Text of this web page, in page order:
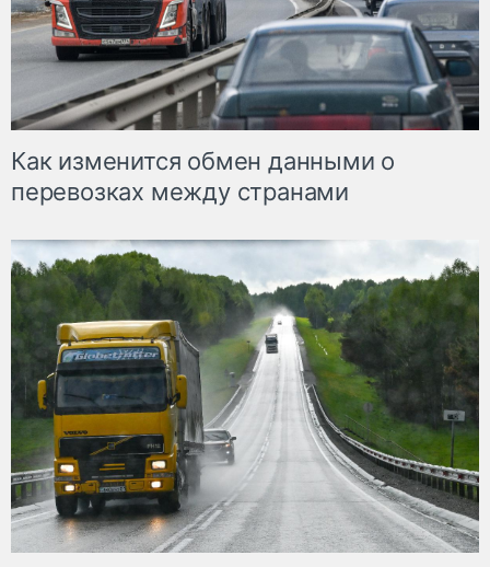
Как изменится обмен данными о
перевозках между странами